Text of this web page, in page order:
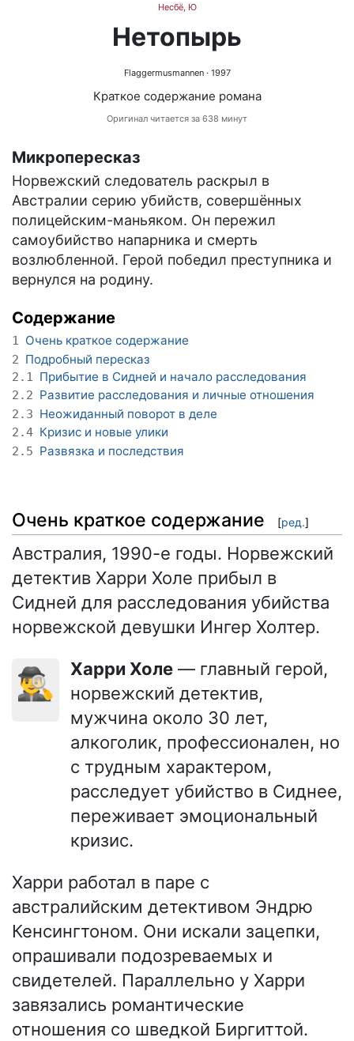
Несбё, Ю
Нетопырь
Flaggermusmannen· 1997
Краткое содержание романа
Оригинал читается за 638 минут
Микропересказ
Норвежский следователь раскрыл в
Австралии серию убийств, совершённых
полицейским-маньяком. Он пережил
самоубийство напарника и смерть
возлюбленной. Герой победил преступника и
вернулся на родину.
Содержание
1 Очень краткое содержание
2 Подробный пересказ
2.1 Прибытие в Сидней и начало расследования
2.2 Развитие расследования и личные отношения
2.3 Неожиданный поворот в деле
2.4 Кризис и новые улики
2.5 Развязка и последствия
Очень краткое содержание [ред.]
Австралия, 1990-е годы. Норвежский
детектив Харри Холе прибыл в
Сидней для расследования убийства
норвежской девушки Ингер Холтер.
🕵️‍♂️ Харри Холе — главный герой,
норвежский детектив,
мужчина около 30 лет,
алкоголик, профессионален, но
с трудным характером,
расследует убийство в Сиднее,
переживает эмоциональный
кризис.
Харри работал в паре с
австралийским детективом Эндрю
Кенсингтоном. Они искали зацепки,
опрашивали подозреваемых и
свидетелей. Параллельно у Харри
завязались романтические
отношения со шведкой Биргиттой.